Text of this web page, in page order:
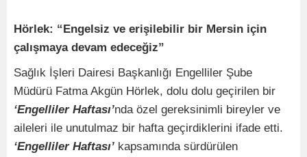
Hörlek: “Engelsiz ve erişilebilir bir Mersin için
çalışmaya devam edeceğiz”
Sağlık İşleri Dairesi Başkanlığı Engelliler Şube
Müdürü Fatma Akgün Hörlek, dolu dolu geçirilen bir
‘Engelliler Haftası’nda özel gereksinimli bireyler ve
aileleri ile unutulmaz bir hafta geçirdiklerini ifade etti.
‘Engelliler Haftası’ kapsamında sürdürülen